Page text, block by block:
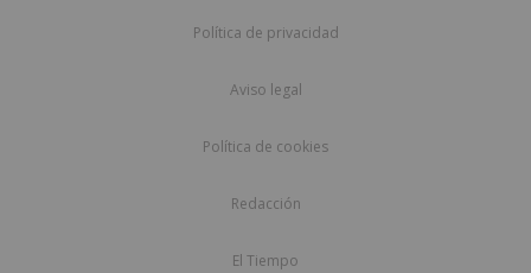
Política de privacidad
Aviso legal
Política de cookies
Redacción
El Tiempo